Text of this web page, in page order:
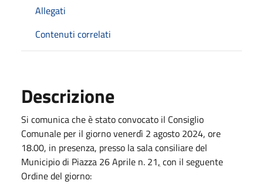
Allegati
Contenuti correlati
Descrizione
Si comunica che è stato convocato il Consiglio
Comunale per il giorno venerdì 2 agosto 2024, ore
18.00, in presenza, presso la sala consiliare del
Municipio di Piazza 26 Aprile n. 21, con il seguente
Ordine del giorno: